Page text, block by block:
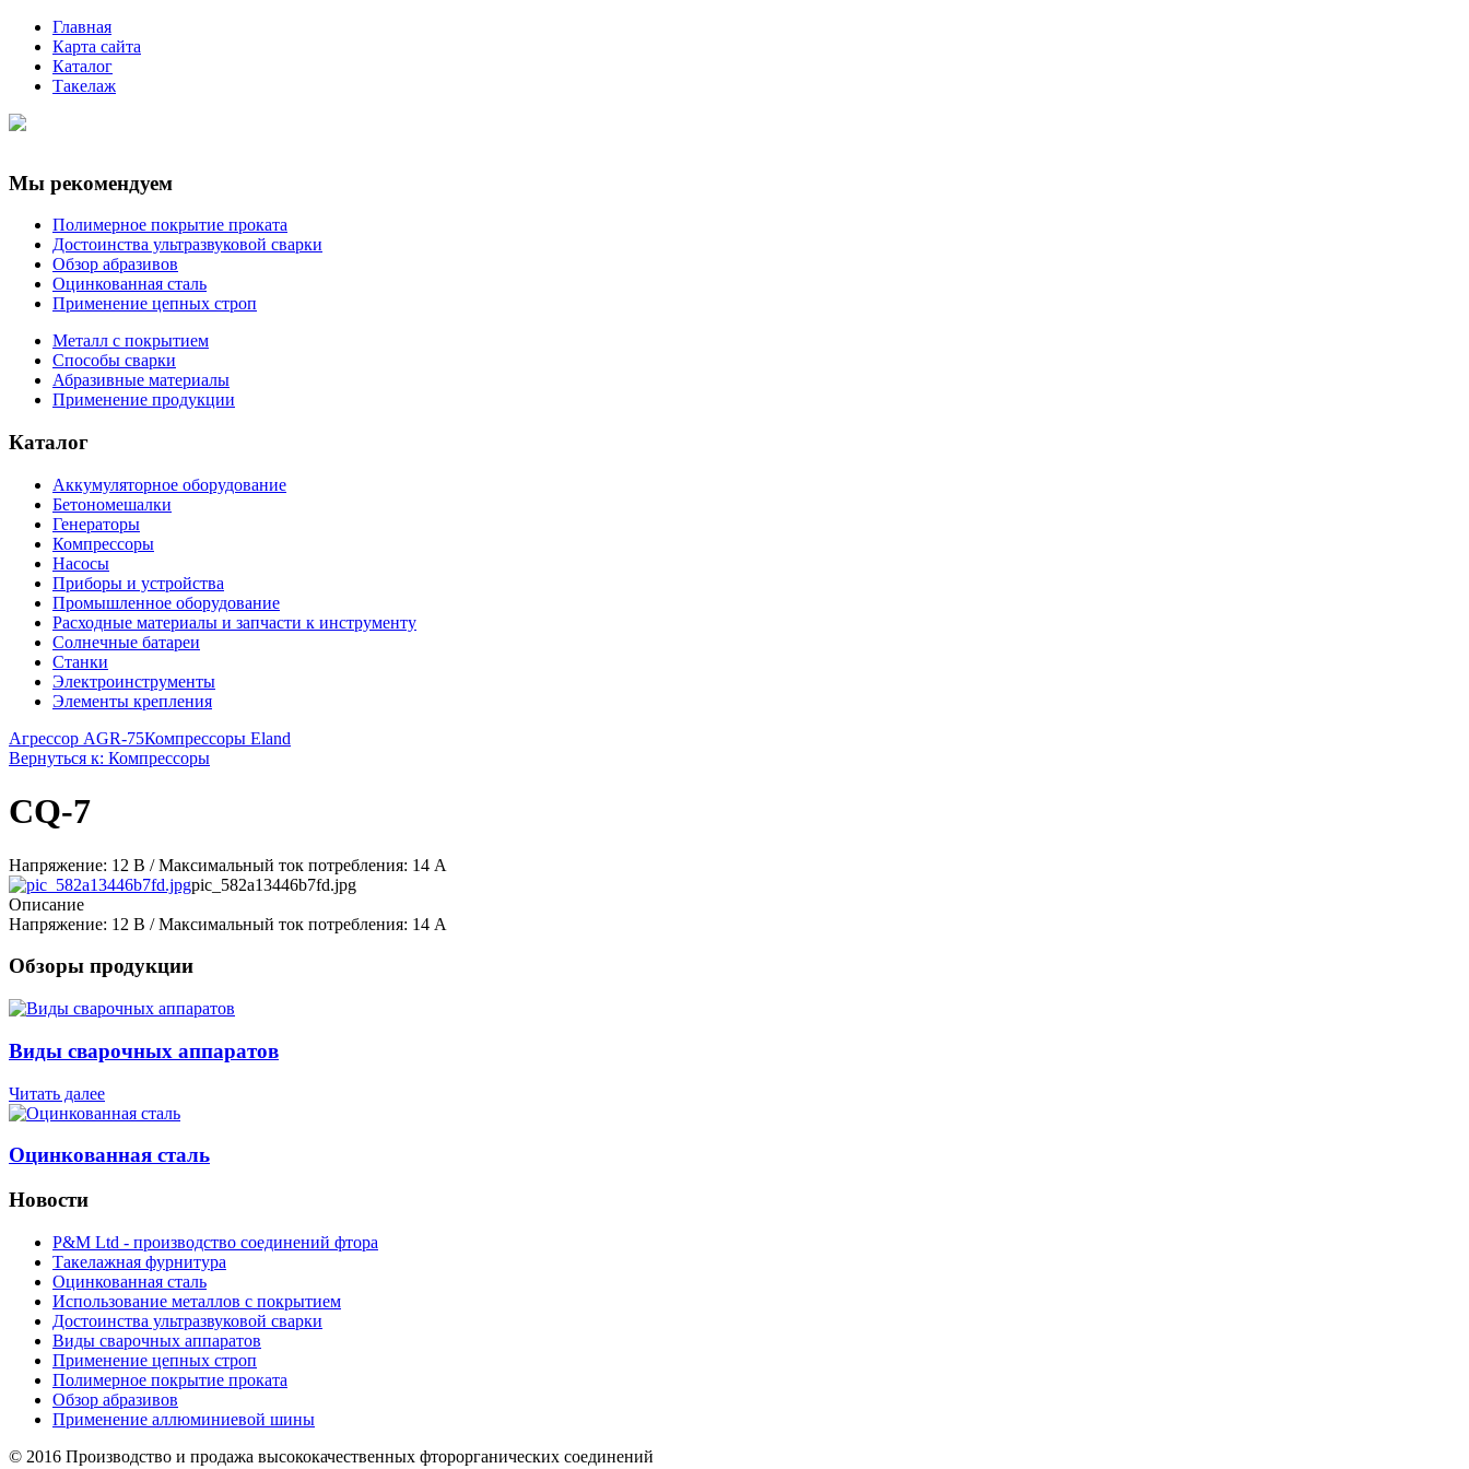
Главная
Карта сайта
Каталог
Такелаж
Мы рекомендуем
Полимерное покрытие проката
Достоинства ультразвуковой сварки
Обзор абразивов
Оцинкованная сталь
Применение цепных строп
Металл с покрытием
Способы сварки
Абразивные материалы
Применение продукции
Каталог
Аккумуляторное оборудование
Бетономешалки
Генераторы
Компрессоры
Насосы
Приборы и устройства
Промышленное оборудование
Расходные материалы и запчасти к инструменту
Солнечные батареи
Станки
Электроинструменты
Элементы крепления
Агрессор AGR-75Компрессоры Eland
Вернуться к: Компрессоры
CQ-7
Напряжение: 12 В / Максимальный ток потребления: 14 А
pic_582a13446b7fd.jpg
Описание
Напряжение: 12 В / Максимальный ток потребления: 14 А
Обзоры продукции
Виды сварочных аппаратов
Читать далее
Оцинкованная сталь
Новости
P&M Ltd - производство соединений фтора
Такелажная фурнитура
Оцинкованная сталь
Использование металлов с покрытием
Достоинства ультразвуковой сварки
Виды сварочных аппаратов
Применение цепных строп
Полимерное покрытие проката
Обзор абразивов
Применение аллюминиевой шины
© 2016 Производство и продажа высококачественных фторорганических соединений